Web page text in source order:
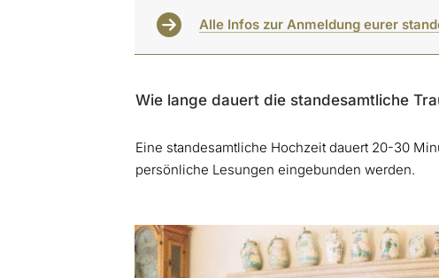
Alle Infos zur Anmeldung eurer
Wie lange dauert die standesamtliche
Eine standesamtliche Hochzeit dauert 20-30
persönliche Lesungen eingebunden werden.